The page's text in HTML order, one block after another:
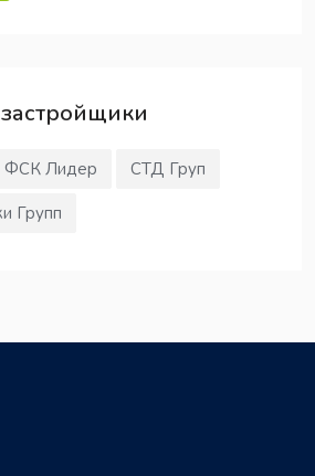
застройщики
ФСК Лидер
СТД Груп
Групп